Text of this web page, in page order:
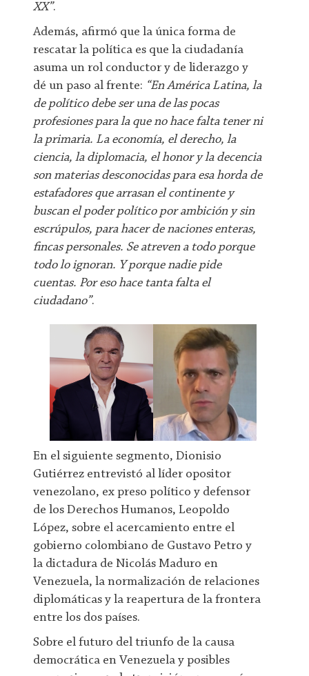
XX”.
Además, afirmó que la única forma de
rescatar la política es que la ciudadanía
asuma un rol conductor y de liderazgo y
dé un paso al frente: “En América Latina, la
de político debe ser una de las pocas
profesiones para la que no hace falta tener ni
la primaria. La economía, el derecho, la
ciencia, la diplomacia, el honor y la decencia
son materias desconocidas para esa horda de
estafadores que arrasan el continente y
buscan el poder político por ambición y sin
escrúpulos, para hacer de naciones enteras,
fincas personales. Se atreven a todo porque
todo lo ignoran. Y porque nadie pide
cuentas. Por eso hace tanta falta el
ciudadano”.
En el siguiente segmento, Dionisio
Gutiérrez entrevistó al líder opositor
venezolano, ex preso político y defensor
de los Derechos Humanos, Leopoldo
López, sobre el acercamiento entre el
gobierno colombiano de Gustavo Petro y
la dictadura de Nicolás Maduro en
Venezuela, la normalización de relaciones
diplomáticas y la reapertura de la frontera
entre los dos países.
Sobre el futuro del triunfo de la causa
democrática en Venezuela y posibles